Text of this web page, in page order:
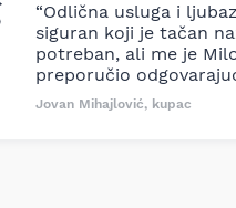
“Odlična usluga i
siguran koji je tačan
potreban, ali me je
preporučio
Jovan Mihajlović, kupac